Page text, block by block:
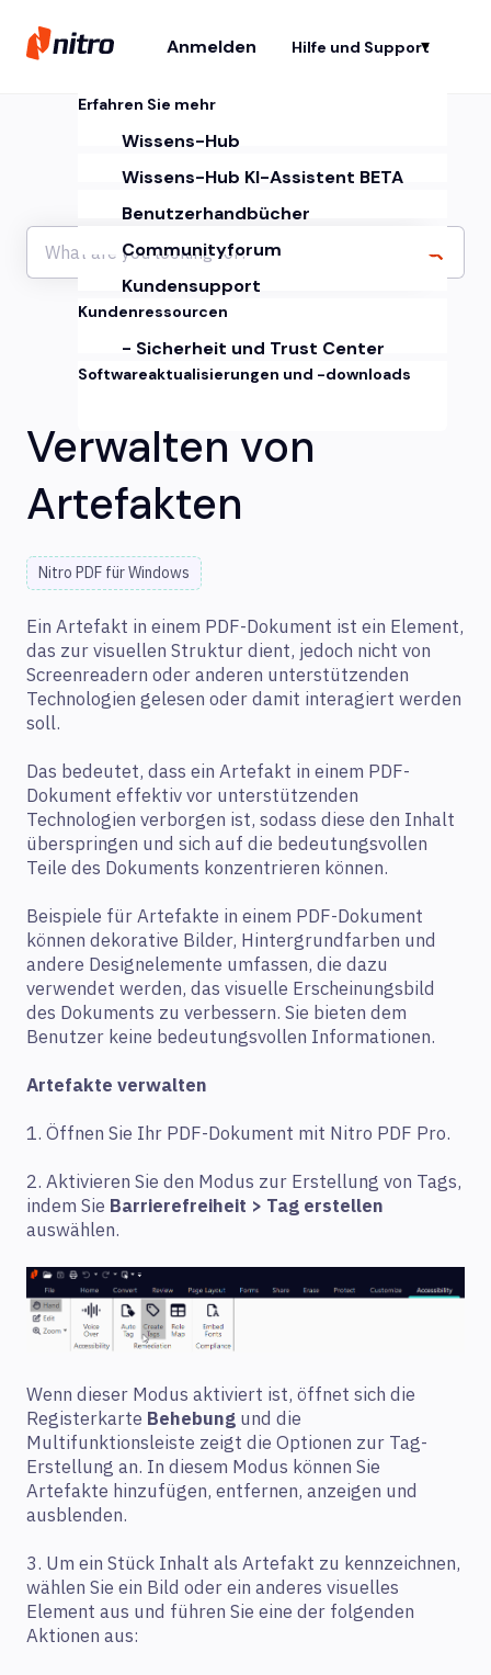
Anmelden Hilfe und Support
Erfahren Sie mehr
Wissens-Hub
Wissens-Hub KI-Assistent BETA
Benutzerhandbücher
Communityforum
Kundensupport
Kundenressourcen
- Sicherheit und Trust Center
Softwareaktualisierungen und -downloads
Verwalten von
Artefakten
Nitro PDF für Windows
Ein Artefakt in einem PDF-Dokument ist ein Element,
das zur visuellen Struktur dient, jedoch nicht von
Screenreadern oder anderen unterstützenden
Technologien gelesen oder damit interagiert werden
soll.
Das bedeutet, dass ein Artefakt in einem PDF-
Dokument effektiv vor unterstützenden
Technologien verborgen ist, sodass diese den Inhalt
überspringen und sich auf die bedeutungsvollen
Teile des Dokuments konzentrieren können.
Beispiele für Artefakte in einem PDF-Dokument
können dekorative Bilder, Hintergrundfarben und
andere Designelemente umfassen, die dazu
verwendet werden, das visuelle Erscheinungsbild
des Dokuments zu verbessern. Sie bieten dem
Benutzer keine bedeutungsvollen Informationen.
Artefakte verwalten
1. Öffnen Sie Ihr PDF-Dokument mit Nitro PDF Pro.
2. Aktivieren Sie den Modus zur Erstellung von Tags,
indem Sie Barrierefreiheit > Tag erstellen
auswählen.
Wenn dieser Modus aktiviert ist, öffnet sich die
Registerkarte Behebung und die
Multifunktionsleiste zeigt die Optionen zur Tag-
Erstellung an. In diesem Modus können Sie
Artefakte hinzufügen, entfernen, anzeigen und
ausblenden.
3. Um ein Stück Inhalt als Artefakt zu kennzeichnen,
wählen Sie ein Bild oder ein anderes visuelles
Element aus und führen Sie eine der folgenden
Aktionen aus: